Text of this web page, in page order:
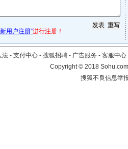
新用户注册”进行注册！
法 - 支付中心 - 搜狐招聘 - 广告服务 - 客服中心
Copyright©2018
搜狐不良信息举